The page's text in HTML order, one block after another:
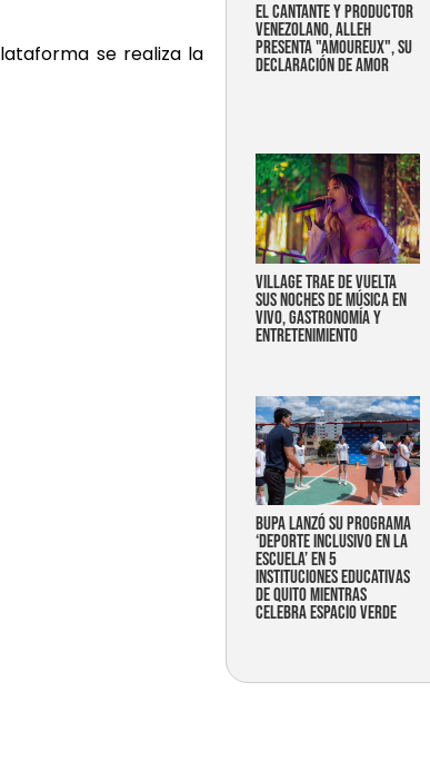
se realiza la
EL CANTANTE Y PRODUCTOR
VENEZOLANO, ALLEH
PRESENTA "AMOUREUX", SU
DECLARACIÓN DE AMOR
Village trae de vuelta
sus noches de música en
vivo, gastronomía y
entretenimiento
Bupa lanzó su programa
‘Deporte Inclusivo en la
Escuela’ en 5
instituciones educativas
de Quito mientras
celebra espacio verde